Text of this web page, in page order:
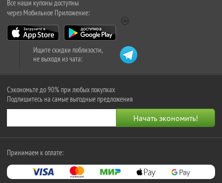
Все наши купоны доступны
через Мобильное Приложение:
Ищите скидки поблизости,
не выходя из чата:
Сэкономьте до 90% при любых покупках
Подпишитесь на самые выгодные предложения
Принимаем к оплате: